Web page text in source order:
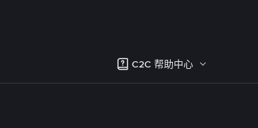
C2C 帮助中心